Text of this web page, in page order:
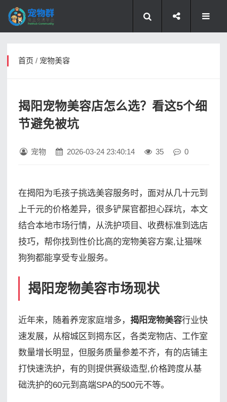
首页 / 宠物美容
揭阳宠物美容店怎么选？看这5个细
节避免被坑
宠物 2026-03-24 23:40:14 35 0
在揭阳为毛孩子挑选美容服务时，面对从几十元到
上千元的价格差异，很多铲屎官都担心踩坑，本文
结合本地市场行情，从洗护项目、收费标准到选店
技巧，帮你找到性价比高的宠物美容方案,让猫咪
狗狗都能享受专业服务。
揭阳宠物美容市场现状
近年来，随着养宠家庭增多， 揭阳宠物美容行业快
速发展，从榕城区到揭东区，各类宠物店、工作室
数量增长明显，但服务质量参差不齐，有的店铺主
打快速洗护，有的则提供赛级造型,价格跨度从基
础洗护的60元到高端SPA的500元不等。